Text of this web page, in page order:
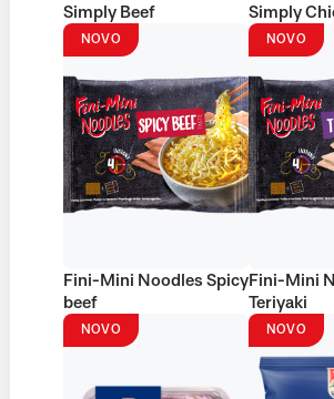
Simply Beef
Simply
NOVO
Fini-Mini Noodles Spicy
beef
NOVO
Fini-Mini
Teriyaki
NOVO NOVO